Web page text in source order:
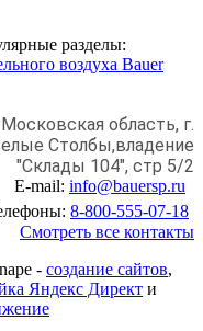
разделы:
воздуха Bauer
Московская область, г.
Столбы,владение
"Склады 104", стр 5/2
E-mail: info@bauersp.ru
8-800-555-07-18
Смотреть все контакты
- создание сайтов,
Яндекс Директ и